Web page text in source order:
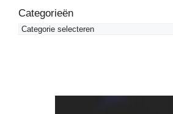
Categorieën